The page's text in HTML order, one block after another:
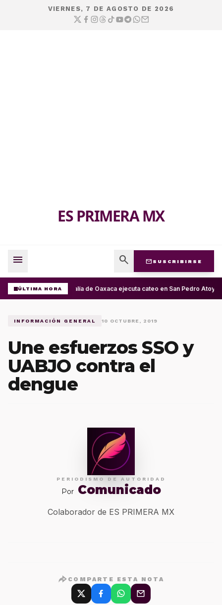
VIERNES, 7 DE AGOSTO DE 2026
ES PRIMERA MX
menu search mail SUSCRIBIRSE
ÚLTIMA HORAFiscalía de Oaxaca ejecuta cateo en San Pedro
INFORMACIÓN GENERAL 10 OCTUBRE, 2019
Une esfuerzos SSO y
UABJO contra el
dengue
PERIODISMO DE AUTORIDAD
Por Comunicado
Colaborador de ES PRIMERA MX
COMPARTE ESTA NOTA